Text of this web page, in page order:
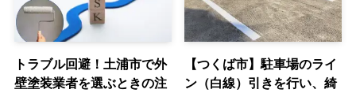
トラブル回避！土浦市で外
壁塗装業者を選ぶときの注
【つくば市】駐車場のライ
ン（白線）引きを行い、綺